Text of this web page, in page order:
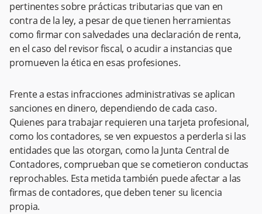
pertinentes sobre prácticas tributarias que van en
contra de la ley, a pesar de que tienen herramientas
como firmar con salvedades una declaración de renta,
en el caso del revisor fiscal, o acudir a instancias que
promueven la ética en esas profesiones.
Frente a estas infracciones administrativas se aplican
sanciones en dinero, dependiendo de cada caso.
Quienes para trabajar requieren una tarjeta profesional,
como los contadores, se ven expuestos a perderla si las
entidades que las otorgan, como la Junta Central de
Contadores, comprueban que se cometieron conductas
reprochables. Esta metida también puede afectar a las
firmas de contadores, que deben tener su licencia
propia.